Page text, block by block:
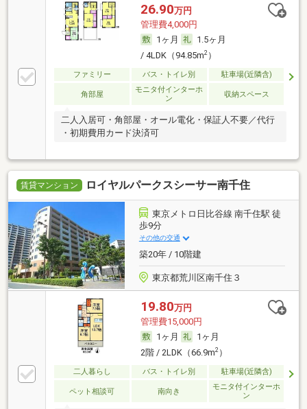
26.90万円
管理費4,000円
1ヶ月
1.5ヶ月
/ 4LDK（94.85m2）
ファミリー バス・トイレ別 駐車場(近隣含)
角部屋
モニタ付インターホ
ン
収納スペース
二人入居可・角部屋・オール電化・保証人不要／代行
・初期費用カード決済可
賃貸マンション ロイヤルパークスシーサー南千住
東京メトロ日比谷線 南千住駅 徒
歩9分
その他の交通
築20年 / 10階建
東京都荒川区南千住３
19.80万円
管理費15,000円
1ヶ月
1ヶ月
2階 / 2LDK（66.9m2）
二人暮らし バス・トイレ別 駐車場(近隣含)
ペット相談可 南向き
モニタ付インターホ
ン